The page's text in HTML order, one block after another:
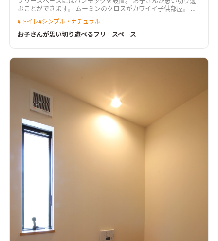
フリースペースにはハンモックを設置。 お子さんが思い切り遊
ぶことができます。 ムーミンのクロスがカワイイ子供部屋。 北
す。
# トイレ#シンプル・ナチュラル
お子さんが思い切り遊べるフリースペース